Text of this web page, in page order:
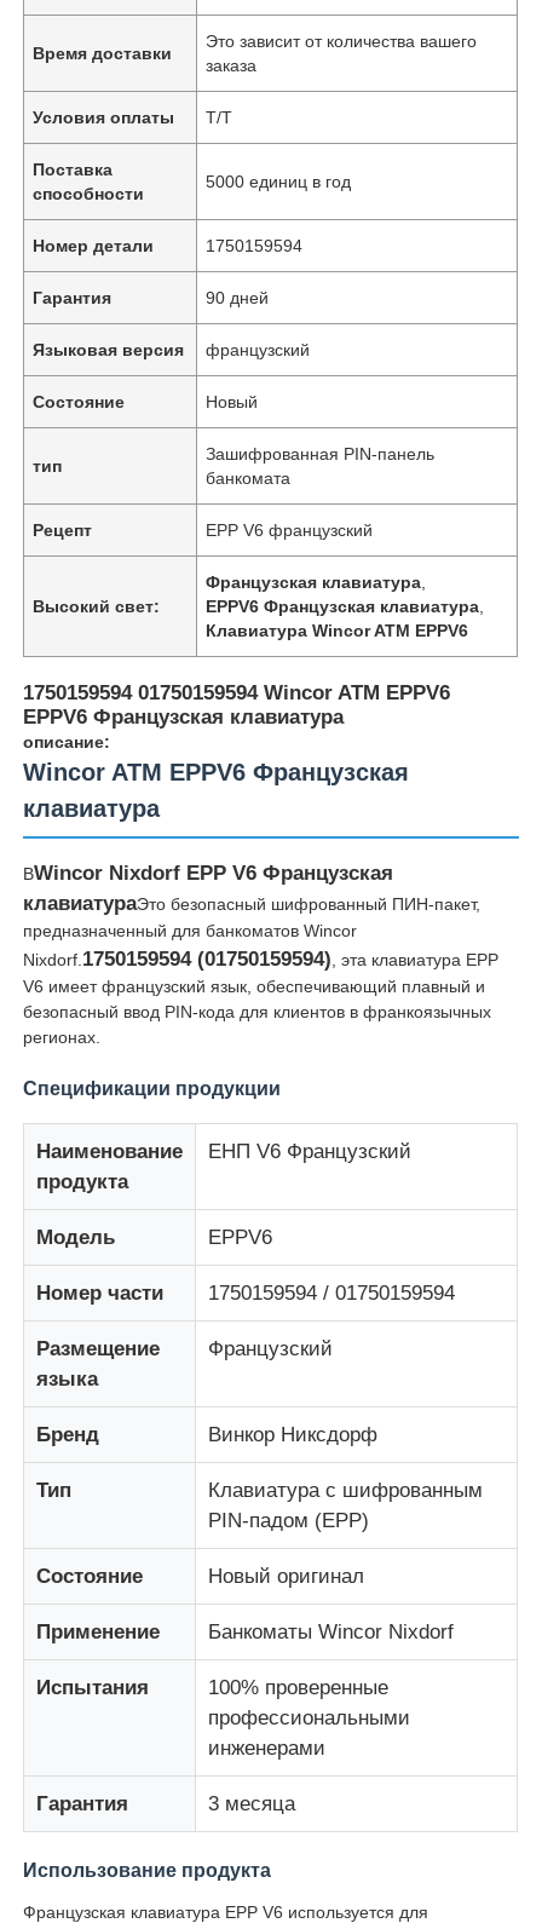
Продукция
Ролики
О Компании
контроль качества
контактные данные
Все случаи
Отправить запрос
Время доставки
Это зависит от количества вашего
заказа
Условия оплаты Т/Т
Поставка
способности
5000 единиц в год
Номер детали 1750159594
Гарантия 90 дней
Языковая версия французский
Состояние Новый
тип
Зашифрованная PIN-панель
банкомата
Рецепт EPP V6 французский
Высокий свет:
Французская клавиатура
EPPV6 Французская клавиатура
Клавиатура Wincor ATM EPPV6
1750159594 01750159594 Wincor ATM EPPV6
EPPV6 Французская клавиатура
описание:
Wincor ATM EPPV6 Французская
клавиатура
ВWincor Nixdorf EPP V6 Французская
клавиатураЭто безопасный шифрованный ПИН-пакет,
предназначенный для банкоматов Wincor
Nixdorf. 1750159594 (01750159594) , эта клавиатура EPP
V6 имеет французский язык, обеспечивающий плавный и
безопасный ввод PIN-кода для клиентов в франкоязычных
регионах.
Спецификации продукции
Наименование
продукта
ЕНП V6 Французский
Модель EPPV6
Номер части 1750159594 / 01750159594
Размещение
языка
Французский
Бренд Винкор Никсдорф
Тип
Клавиатура с шифрованным
PIN-падом (EPP)
Состояние Новый оригинал
Применение Банкоматы Wincor Nixdorf
Испытания
100% проверенные
профессиональными
инженерами
Гарантия 3 месяца
Использование продукта
Французская клавиатура EPP V6 используется для